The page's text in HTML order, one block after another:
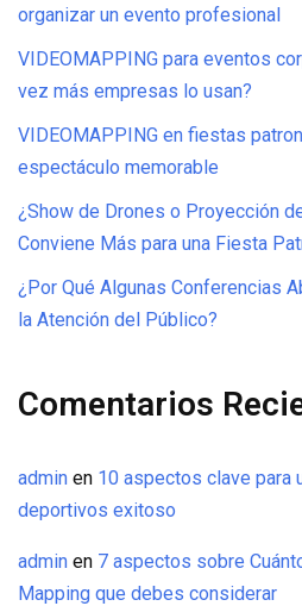
organizar un evento profesional
VIDEOMAPPING para eventos
vez más empresas lo usan?
VIDEOMAPPING en fiestas
espectáculo memorable
¿Show de Drones o Proyección
Conviene Más para una Fiesta
¿Por Qué Algunas Conferencias
la Atención del Público?
Comentarios
admin en 10 aspectos clave para
deportivos exitoso
admin en 7 aspectos sobre
Mapping que debes considerar